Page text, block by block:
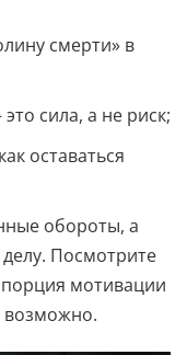
смерти» в
сила, а не риск;
оставаться
обороты, а
Посмотрите
мотивации
возможно.